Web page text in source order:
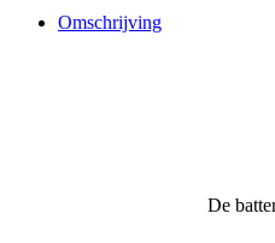
Omschrijving
De